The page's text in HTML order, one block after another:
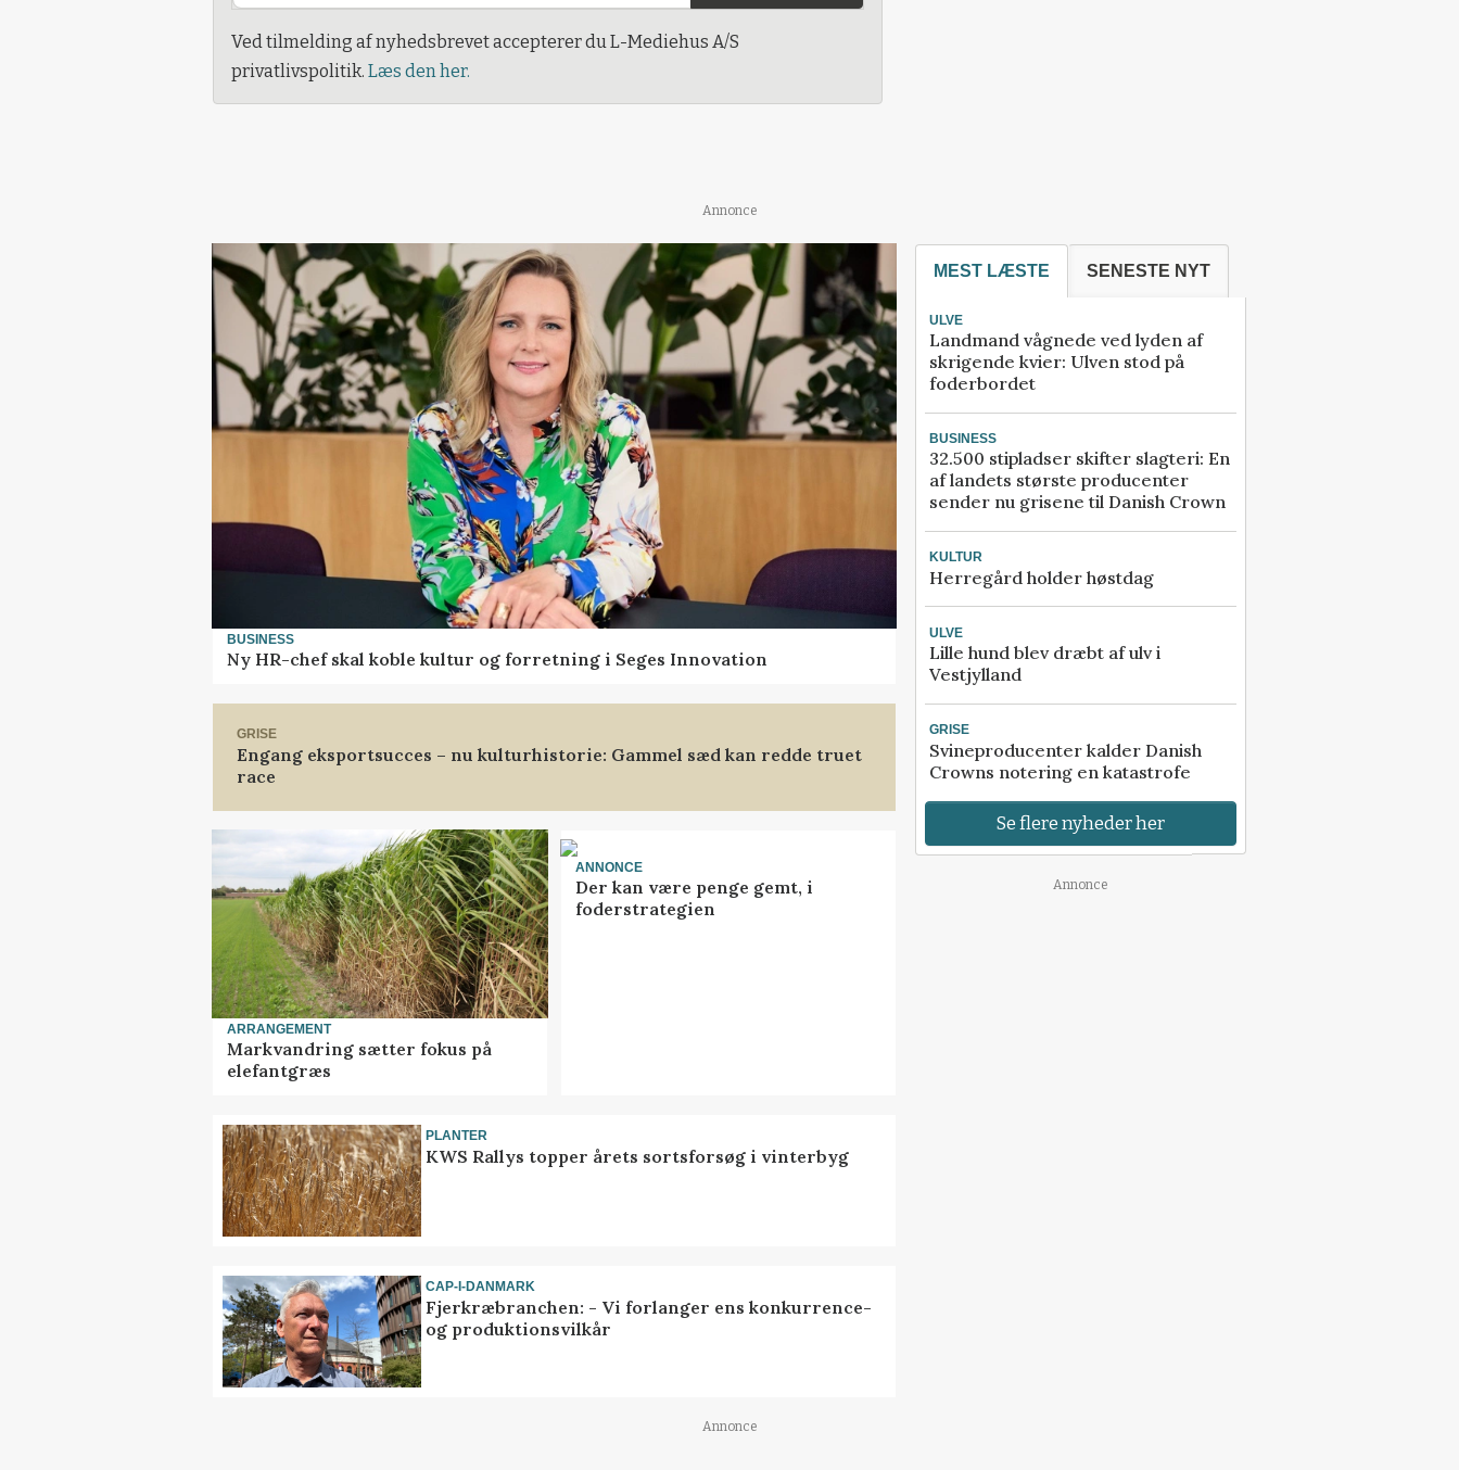
Ved tilmelding af nyhedsbrevet accepterer du L-Mediehus A/S
privatlivspolitik. Læs den her.
Annonce
BUSINESS
Ny HR-chef skal koble kultur og forretning i Seges Innovation
GRISE
Engang eksportsucces – nu kulturhistorie: Gammel sæd kan redde truet
race
ARRANGEMENT
Markvandring sætter fokus på
elefantgræs
ANNONCE
Der kan være penge gemt, i
foderstrategien
PLANTER
KWS Rallys topper årets sortsforsøg i vinterbyg
CAP-I-DANMARK
Fjerkræbranchen: - Vi forlanger ens konkurrence-
og produktionsvilkår
MEST LÆSTE SENESTE NYT
ULVE
Landmand vågnede ved lyden af
skrigende kvier: Ulven stod på
foderbordet
BUSINESS
32.500 stipladser skifter slagteri: En
af landets største producenter
sender nu grisene til Danish Crown
KULTUR
Herregård holder høstdag
ULVE
Lille hund blev dræbt af ulv i
Vestjylland
GRISE
Svineproducenter kalder Danish
Crowns notering en katastrofe
Se flere nyheder her
Annonce
Annonce